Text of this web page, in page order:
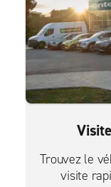
Trouvez le
visite